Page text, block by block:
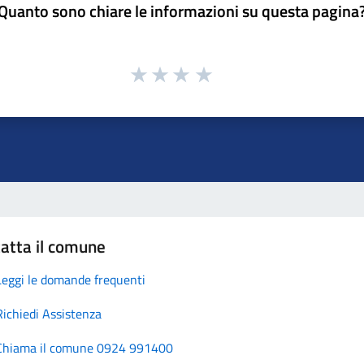
sono chiare le informazioni su questa
il comune
le domande frequenti
Assistenza
il comune 0924 991400